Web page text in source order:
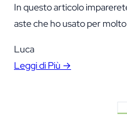
In questo articolo
aste che ho usato per
credetemi, è radicalmente
categorie specializzate,
Luca
Leggi di Più →